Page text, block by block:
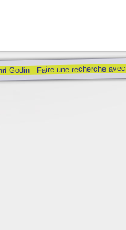
Godin Faire une recherche